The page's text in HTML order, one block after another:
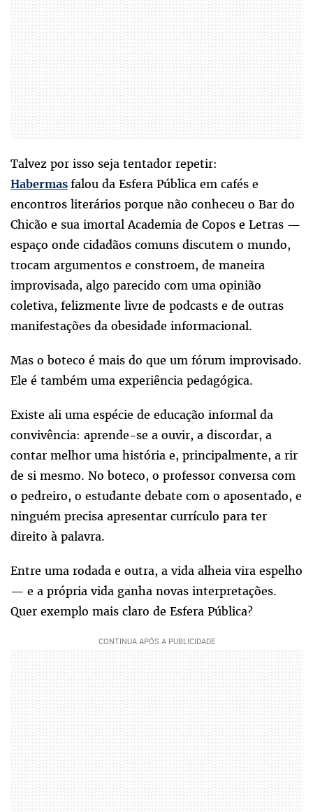
Talvez por isso seja tentador repetir:
Habermas falou da Esfera Pública em cafés e
encontros literários porque não conheceu o Bar do
Chicão e sua imortal Academia de Copos e Letras —
espaço onde cidadãos comuns discutem o mundo,
trocam argumentos e constroem, de maneira
improvisada, algo parecido com uma opinião
coletiva, felizmente livre de podcasts e de outras
manifestações da obesidade informacional.
Mas o boteco é mais do que um fórum improvisado.
Ele é também uma experiência pedagógica.
Existe ali uma espécie de educação informal da
convivência: aprende-se a ouvir, a discordar, a
contar melhor uma história e, principalmente, a rir
de si mesmo. No boteco, o professor conversa com
o pedreiro, o estudante debate com o aposentado, e
ninguém precisa apresentar currículo para ter
direito à palavra.
Entre uma rodada e outra, a vida alheia vira espelho
— e a própria vida ganha novas interpretações.
Quer exemplo mais claro de Esfera Pública?